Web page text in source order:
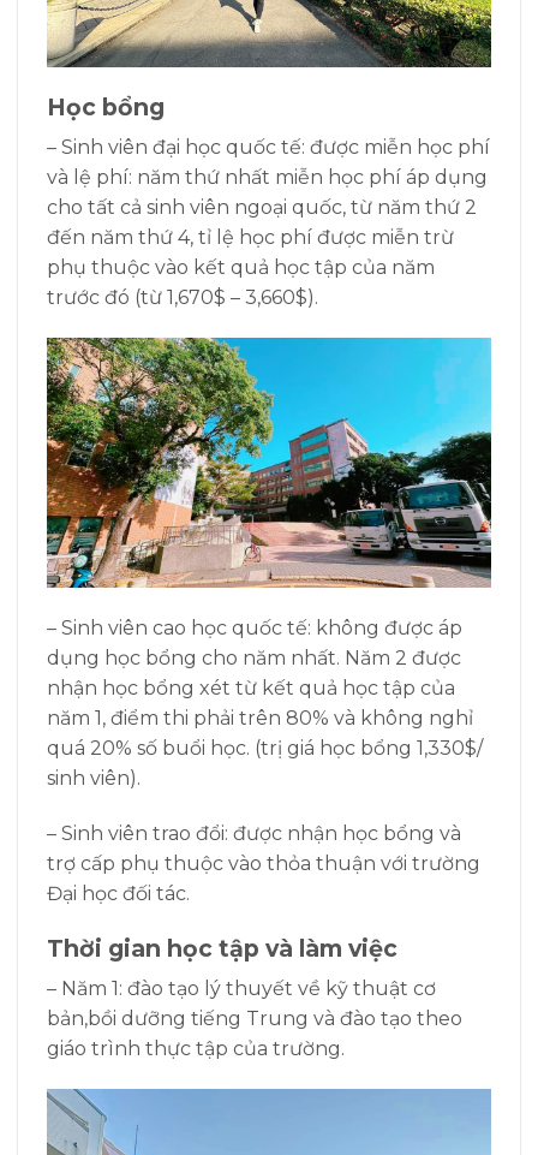
Học bổng
– Sinh viên đại học quốc tế: được miễn học phí
và lệ phí: năm thứ nhất miễn học phí áp dụng
cho tất cả sinh viên ngoại quốc, từ năm thứ 2
đến năm thứ 4, tỉ lệ học phí được miễn trừ
phụ thuộc vào kết quả học tập của năm
trước đó (từ 1,670$ – 3,660$).
– Sinh viên cao học quốc tế: không được áp
dụng học bổng cho năm nhất. Năm 2 được
nhận học bổng xét từ kết quả học tập của
năm 1, điểm thi phải trên 80% và không nghỉ
quá 20% số buổi học. (trị giá học bổng 1,330$/
sinh viên).
– Sinh viên trao đổi: được nhận học bổng và
trợ cấp phụ thuộc vào thỏa thuận với trường
Đại học đối tác.
Thời gian học tập và làm việc
– Năm 1: đào tạo lý thuyết về kỹ thuật cơ
bản,bồi dưỡng tiếng Trung và đào tạo theo
giáo trình thực tập của trường.